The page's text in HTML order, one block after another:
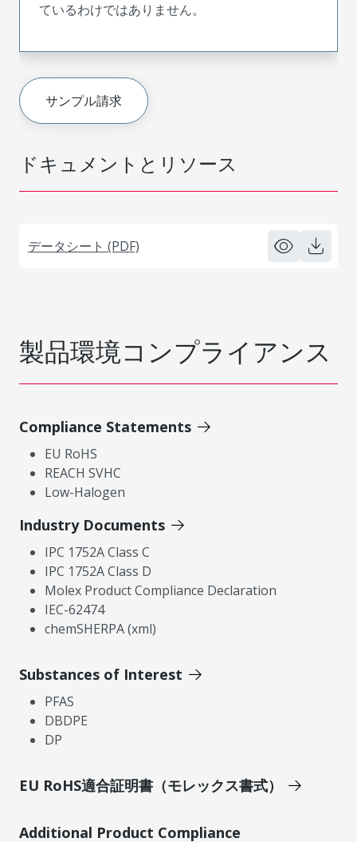
ドキュメントとリソース
データシート (PDF)
ているわけではありません。
サンプル請求
製品環境コンプライアンス
Compliance Statements
EU RoHS
REACH SVHC
Low-Halogen
Industry Documents
IPC 1752A Class C
IPC 1752A Class D
Molex Product Compliance Declaration
IEC-62474
chemSHERPA (xml)
Substances of Interest
PFAS
DBDPE
DP
EU RoHS適合証明書（モレックス書式）
Additional Product Compliance